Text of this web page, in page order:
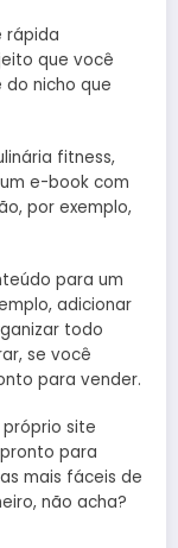
rápida
que você
nicho que
fitness,
e-book com
por exemplo,
para um
adicionar
todo
se você
para vender.
site
para
mais fáceis de
não acha?